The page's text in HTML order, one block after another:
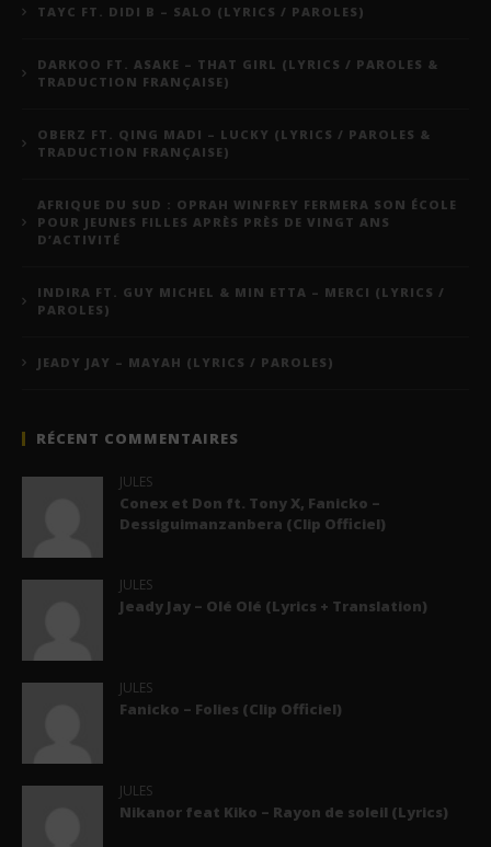
TAYC FT. DIDI B – SALO (LYRICS / PAROLES)
DARKOO FT. ASAKE – THAT GIRL (LYRICS / PAROLES &
TRADUCTION FRANÇAISE)
OBERZ FT. QING MADI – LUCKY (LYRICS / PAROLES &
TRADUCTION FRANÇAISE)
AFRIQUE DU SUD : OPRAH WINFREY FERMERA SON ÉCOLE
POUR JEUNES FILLES APRÈS PRÈS DE VINGT ANS
D’ACTIVITÉ
INDIRA FT. GUY MICHEL & MIN ETTA – MERCI (LYRICS /
PAROLES)
JEADY JAY – MAYAH (LYRICS / PAROLES)
RÉCENT COMMENTAIRES
JULES
Conex et Don ft. Tony X, Fanicko –
Dessiguimanzanbera (Clip Officiel)
JULES
Jeady Jay – Olé Olé (Lyrics + Translation)
JULES
Fanicko – Folies (Clip Officiel)
JULES
Nikanor feat Kiko – Rayon de soleil (Lyrics)